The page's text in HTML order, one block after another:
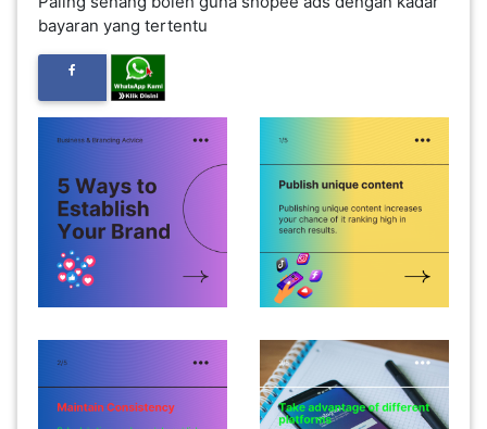
bayaran yang tertentu
INFAK(0)
TUDUNG(0)
PEMBORONG(2)